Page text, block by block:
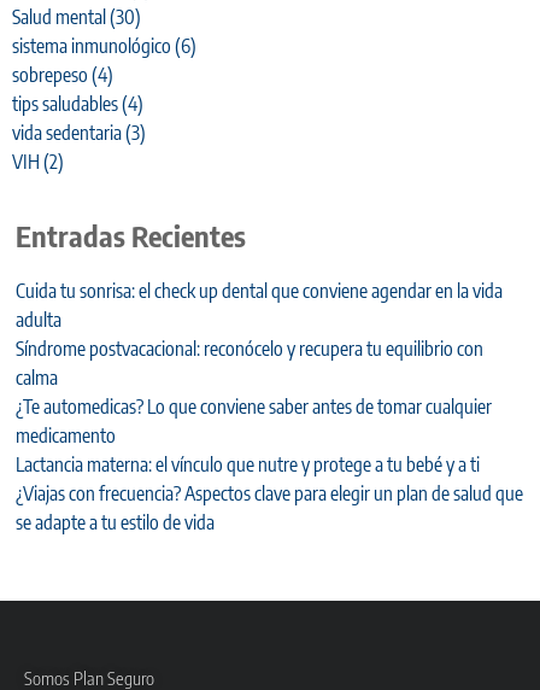
Salud mental(30)
sistema inmunológico (6)
sobrepeso (4)
tips saludables(4)
vida sedentaria(3)
VIH (2)
Entradas Recientes
Cuida tu sonrisa: el check up dental que conviene agendar en la vida
adulta
Síndrome postvacacional: reconócelo y recupera tu equilibrio con
calma
¿Te automedicas? Lo que conviene saber antes de tomar cualquier
medicamento
Lactancia materna: el vínculo que nutre y protege a tu bebé y a ti
¿Viajas con frecuencia? Aspectos clave para elegir un plan de salud que
se adapte a tu estilo de vida
Somos Plan Seguro